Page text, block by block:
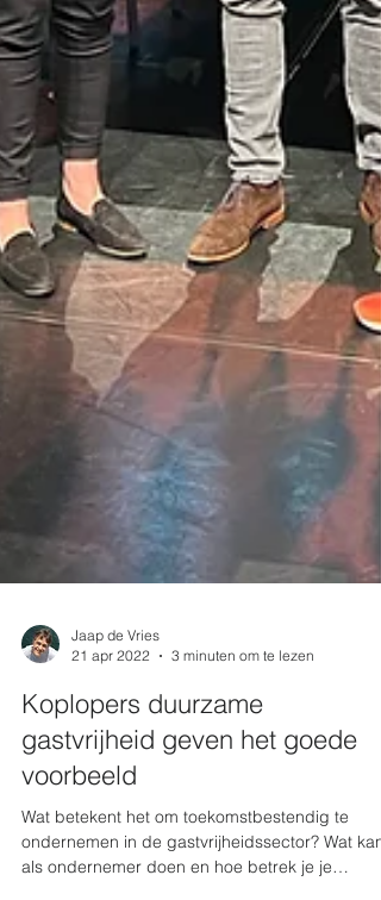
Jaap de Vries
21 apr 2022
3 minuten om te lezen
Koplopers duurzame
gastvrijheid geven het goede
voorbeeld